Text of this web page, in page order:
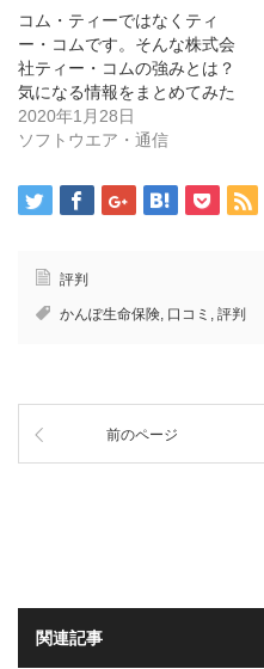
き
ま
す)
い
ウ
ィ
ン
ド
ウ
で
開
き
ま
コム・ティーではなくティ
ー・コムです。そんな株式会
社ティー・コムの強みとは？
気になる情報をまとめてみた
2020年1月28日
ソフトウエア・通信
評判
かんぽ生命保険, 口コミ , 評判
前のページ
関連記事